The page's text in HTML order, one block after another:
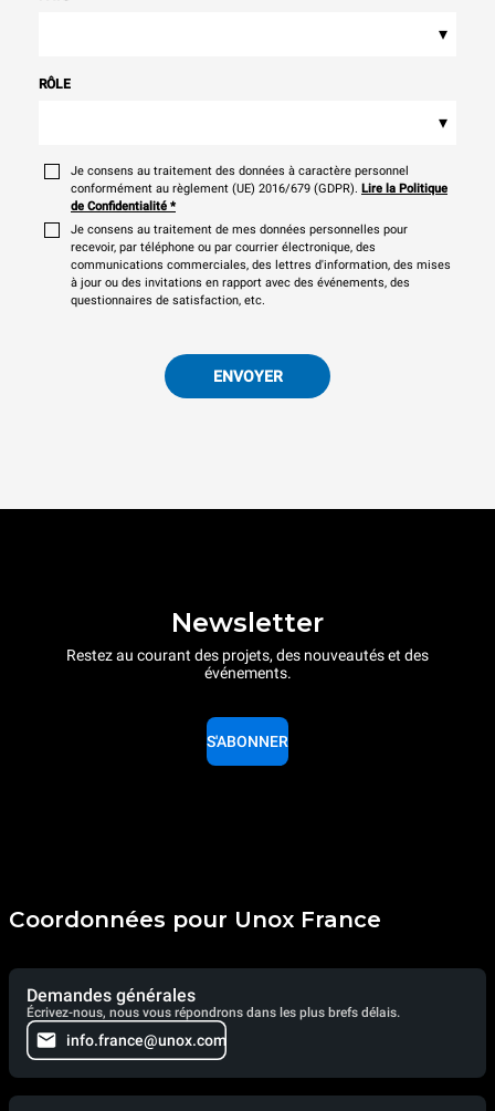
▾
RÔLE
▾
Je consens au traitement des données à caractère personnel
conformément au règlement (UE) 2016/679 (GDPR). Lire la Politique
de Confidentialité *
Je consens au traitement de mes données personnelles pour
recevoir, par téléphone ou par courrier électronique, des
communications commerciales, des lettres d'information, des mises
à jour ou des invitations en rapport avec des événements, des
questionnaires de satisfaction, etc.
ENVOYER
Newsletter
Restez au courant des projets, des nouveautés et des
événements.
S'ABONNER
Coordonnées pour Unox France
Demandes générales
Écrivez-nous, nous vous répondrons dans les plus brefs délais.
info.france@unox.com